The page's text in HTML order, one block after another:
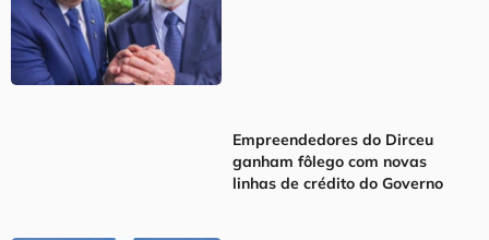
Empreendedores do Dirceu
ganham fôlego com novas
linhas de crédito do Governo